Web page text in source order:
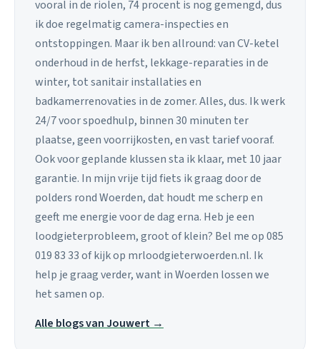
vooral in de riolen, 74 procent is nog gemengd, dus
ik doe regelmatig camera-inspecties en
ontstoppingen. Maar ik ben allround: van CV-ketel
onderhoud in de herfst, lekkage-reparaties in de
winter, tot sanitair installaties en
badkamerrenovaties in de zomer. Alles, dus. Ik werk
24/7 voor spoedhulp, binnen 30 minuten ter
plaatse, geen voorrijkosten, en vast tarief vooraf.
Ook voor geplande klussen sta ik klaar, met 10 jaar
garantie. In mijn vrije tijd fiets ik graag door de
polders rond Woerden, dat houdt me scherp en
geeft me energie voor de dag erna. Heb je een
loodgieterprobleem, groot of klein? Bel me op 085
019 83 33 of kijk op mrloodgieterwoerden.nl. Ik
help je graag verder, want in Woerden lossen we
het samen op.
Alle blogs van Jouwert →